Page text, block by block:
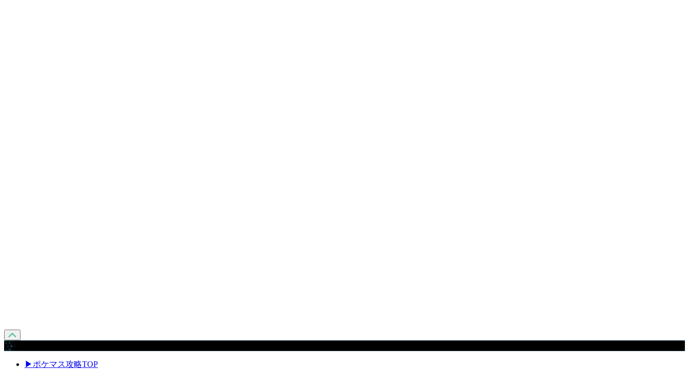
攻略 メニュー
▶ポケマス攻略TOP